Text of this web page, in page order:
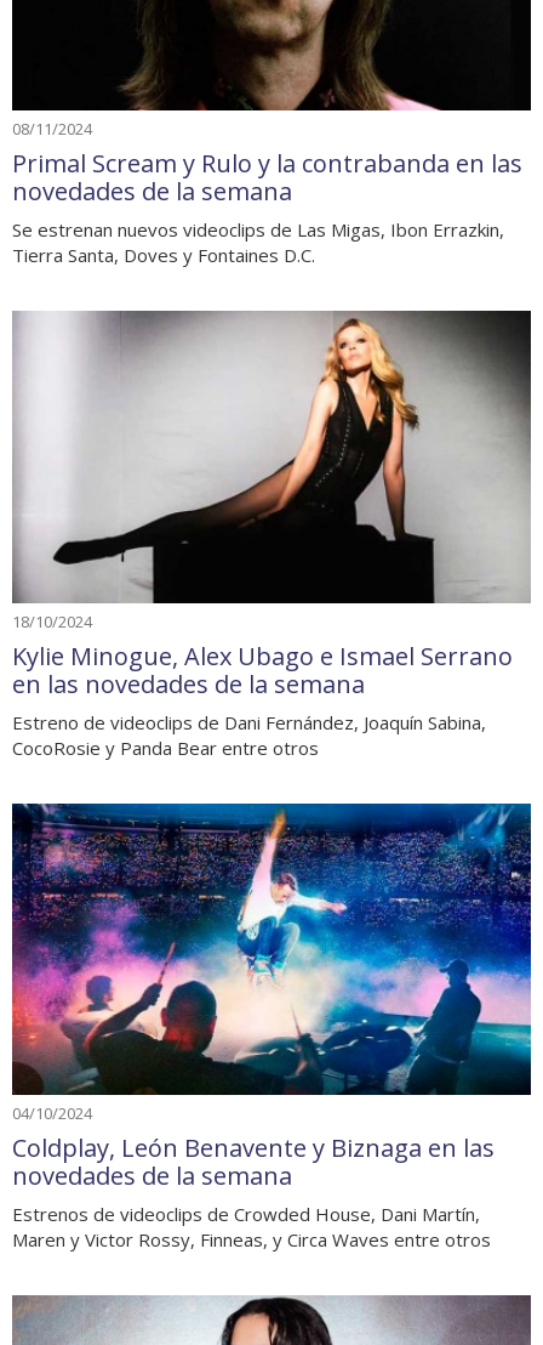
08/11/2024
Primal Scream y Rulo y la contrabanda en las
novedades de la semana
Se estrenan nuevos videoclips de Las Migas, Ibon Errazkin,
Tierra Santa, Doves y Fontaines D.C.
18/10/2024
Kylie Minogue, Alex Ubago e Ismael Serrano
en las novedades de la semana
Estreno de videoclips de Dani Fernández, Joaquín Sabina,
CocoRosie y Panda Bear entre otros
04/10/2024
Coldplay, León Benavente y Biznaga en las
novedades de la semana
Estrenos de videoclips de Crowded House, Dani Martín,
Maren y Victor Rossy, Finneas, y Circa Waves entre otros